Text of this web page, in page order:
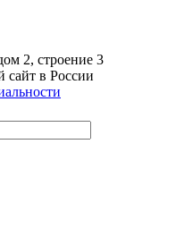
2, строение 3
в России